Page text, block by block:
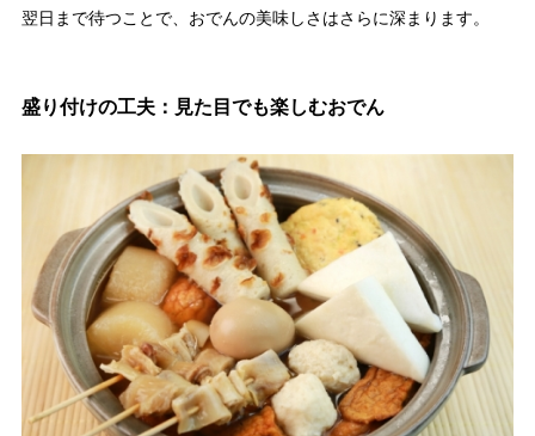
翌日まで待つことで、おでんの美味しさはさらに深まります。
盛り付けの工夫：見た目でも楽しむおでん